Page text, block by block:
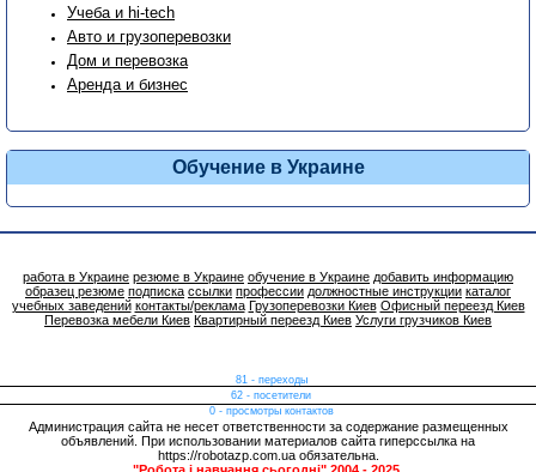
Учеба и hi-tech
Авто и грузоперевозки
Дом и перевозка
Аренда и бизнес
Обучение в Украине
работа в Украине резюме в Украине обучение в Украине добавить информацию
образец резюме подписка ссылки профессии должностные инструкции каталог
учебных заведений контакты/реклама Грузоперевозки Киев Офисный переезд Киев
Перевозка мебели Киев Квартирный переезд Киев Услуги грузчиков Киев
81 - переходы
62 - посетители
0 - просмотры контактов
Администрация сайта не несет ответственности за содержание размещенных
объявлений. При использовании материалов сайта гиперссылка на
https://robotazp.com.ua обязательна.